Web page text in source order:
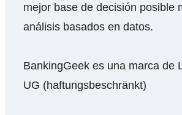
mejor base de decisión posible
análisis basados en datos.
BankingGeek es una marca de
UG (haftungsbeschränkt)